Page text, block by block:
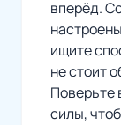
вперёд.
ищите
не стоит
Поверьте
силы,